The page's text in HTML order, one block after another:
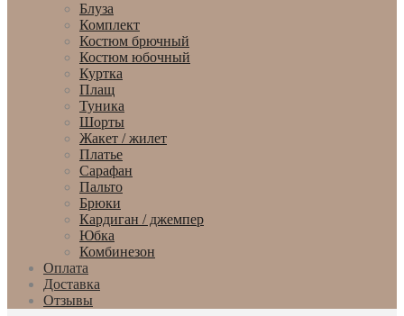
Блуза
Комплект
Костюм брючный
Костюм юбочный
Куртка
Плащ
Туника
Шорты
Жакет / жилет
Платье
Сарафан
Пальто
Брюки
Кардиган / джемпер
Юбка
Комбинезон
Оплата
Доставка
Отзывы